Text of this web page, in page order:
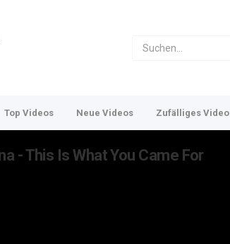
Top Videos Neue Videos Zufälliges Video
- This Is What You Came For